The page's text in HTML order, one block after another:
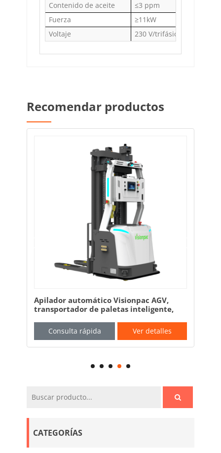
CATEGORÍAS
Contenido de aceite
≤3 ppm
Fuerza
≥11kW
Voltaje
230 V/trifásico/60 Hz
Recomendar productos
Apilador automático Visionpac AGV,
transportador de paletas inteligente,
Consulta rápida Ver detalles